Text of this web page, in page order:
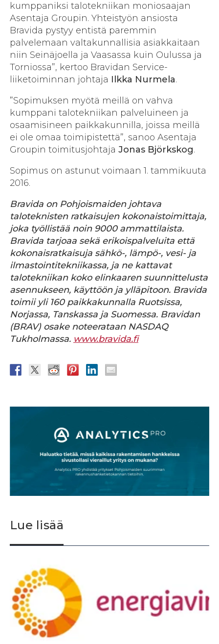
kumppaniksi talotekniikan moniosaajan
Asentaja Groupin. Yhteistyön ansiosta
Bravida pystyy entistä paremmin
palvelemaan valtakunnallisia asiakkaitaan
niin Seinäjoella ja Vaasassa kuin Oulussa ja
Torniossa”, kertoo Bravidan Service-
liiketoiminnan johtaja Ilkka Nurmela.
”Sopimuksen myötä meillä on vahva
kumppani talotekniikan palveluineen ja
osaamisineen paikkakunnilla, joissa meillä
ei ole omaa toimipistettä”, sanoo Asentaja
Groupin toimitusjohtaja Jonas Björkskog.
Sopimus on astunut voimaan 1. tammikuuta
2016.
Bravida on Pohjoismaiden johtava
taloteknisten ratkaisujen kokonaistoimittaja,
joka työllistää noin 9000 ammattilaista.
Bravida tarjoaa sekä erikoispalveluita että
kokonaisratkaisuja sähkö-, lämpö-, vesi- ja
ilmastointitekniikassa, ja ne kattavat
talotekniikan koko elinkaaren suunnittelusta
asennukseen, käyttöön ja ylläpitoon. Bravida
toimii yli 160 paikkakunnalla Ruotsissa,
Norjassa, Tanskassa ja Suomessa. Bravidan
(BRAV) osake noteerataan NASDAQ
Tukholmassa. www.bravida.fi
Lue lisää